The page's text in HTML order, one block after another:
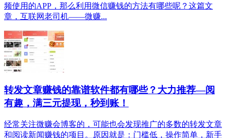
频使用的APP，那么利用微信赚钱的方法有哪些呢？这篇文
章，互联网老司机——微赚...
转发文章赚钱的靠谱软件都有哪些？大力推荐—阅
有趣，满三元提现，秒到账！
经常关注微赚会博客的，可能也会发现推广的多数的转发文章
和阅读新闻赚钱的项目。原因就是：门槛低，操作简单，新手